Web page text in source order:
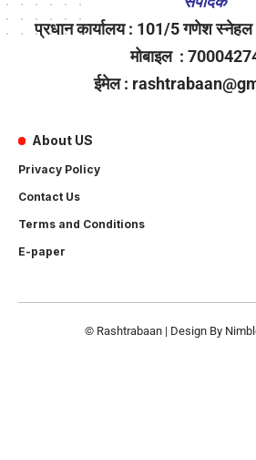
प्रधान कार्यालय : 101/5 गणेश स्नेहल
मोबाइल :
ईमेल :
About US
Privacy Policy
Contact Us
Terms and Conditions
E-paper
© Rashtrabaan | Design By